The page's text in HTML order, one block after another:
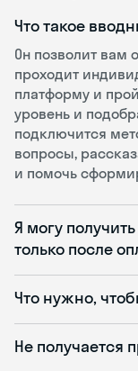
Что такое
Он позволит вам
проходит
платформу и
уровень и
подключится
вопросы,
и помочь
Я могу
только после
Что нужно,
Не получается